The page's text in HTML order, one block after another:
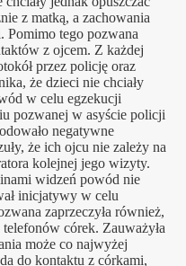
z matką, a zachowania
Pomimo tego pozwana
z ojcem. Z każdej
przez policję oraz
że dzieci nie chciały
w celu egzekucji
pozwanej w asyście policji
negatywne
że ich ojcu nie zależy na
kolejnej jego wizyty.
widzeń powód nie
inicjatywy w celu
zaprzeczyła również,
córek. Zauważyła
może co najwyżej
do kontaktu z córkami,